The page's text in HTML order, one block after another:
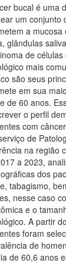
bucal é uma
um conjunto
a mucosa
glândulas
de
mais
são seus
em sua
de 60 anos.
o perfil
com
de
na região
a 2023,
dos
tabagismo,
nesse caso
e o
A partir
foram
de
de 60,6 anos